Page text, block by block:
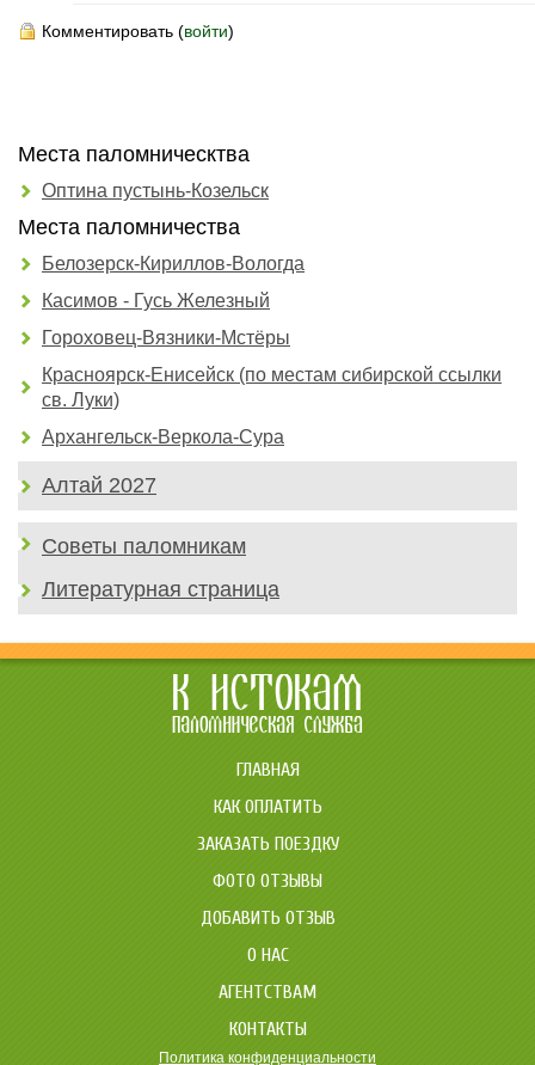
Комментировать (войти)
Места паломническтва
Оптина пустынь-Козельск
Места паломничества
Белозерск-Кириллов-Вологда
Касимов - Гусь Железный
Гороховец-Вязники-Мстёры
Красноярск-Енисейск (по местам сибирской ссылки
св. Луки)
Архангельск-Веркола-Сура
Алтай 2027
Советы паломникам
Литературная страница
ГЛАВНАЯ
КАК ОПЛАТИТЬ
ЗАКАЗАТЬ ПОЕЗДКУ
ФОТО ОТЗЫВЫ
ДОБАВИТЬ ОТЗЫВ
О НАС
АГЕНТСТВАМ
КОНТАКТЫ
Политика конфиденциальности